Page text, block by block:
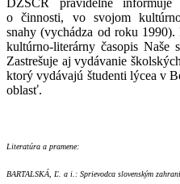
DZSČR pravidelne
o činnosti, vo svojom
snahy (vychádza od roku
kultúrno-literárny časopis Naše
Zastrešuje aj vydávanie
ktorý vydávajú študenti lýcea v
oblasť.
Literatúra a pramene:
BARTALSKÁ, Ľ. a i.: Sprievodca slovenským